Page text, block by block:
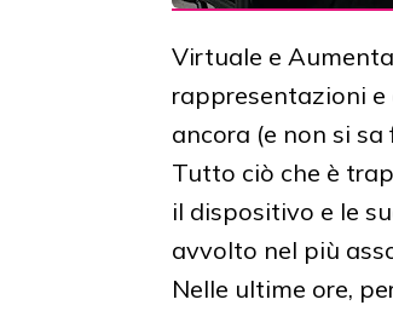
Virtuale e
rappresentazioni
ancora (e non si
Tutto ciò che è
il dispositivo e le
avvolto nel più
Nelle ultime ore,